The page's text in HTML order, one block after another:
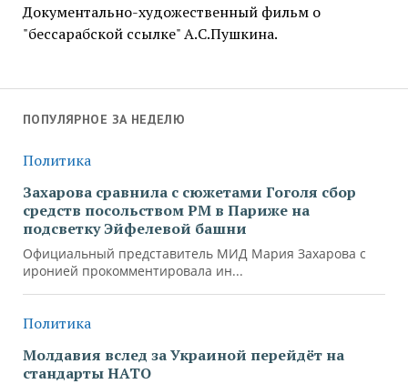
Документально-художественный фильм о
"бессарабской ссылке" А.С.Пушкина.
ПОПУЛЯРНОЕ ЗА НЕДЕЛЮ
Политика
Захарова сравнила с сюжетами Гоголя сбор
средств посольством РМ в Париже на
подсветку Эйфелевой башни
Официальный представитель МИД Мария Захарова с
иронией прокомментировала ин...
Политика
Молдавия вслед за Украиной перейдёт на
стандарты НАТО